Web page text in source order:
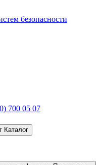
безопасности
700 05 07
Каталог